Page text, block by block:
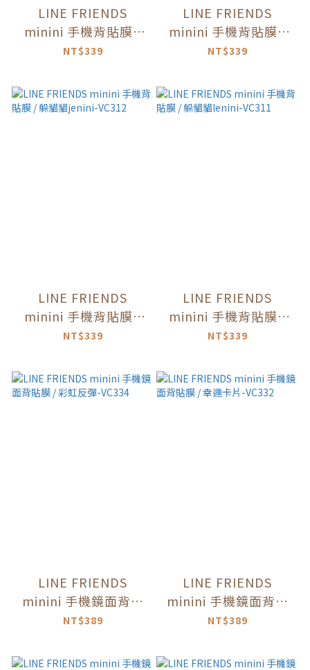
LINE FRIENDS
minini 手機背貼膜 /
selini日常-VC314
NT$339
LINE FRIENDS
minini 手機背貼膜 /
躲貓貓bnini-VC313
NT$339
LINE FRIENDS
minini 手機背貼膜 /
躲貓貓jenini-VC312
NT$339
LINE FRIENDS
minini 手機背貼膜 /
躲貓貓lenini-VC311
NT$339
LINE FRIENDS
minini 手機鏡面背貼
膜 / 彩虹反彈-VC334
NT$389
LINE FRIENDS
minini 手機鏡面背貼
膜 / 幸運卡片-VC332
NT$389